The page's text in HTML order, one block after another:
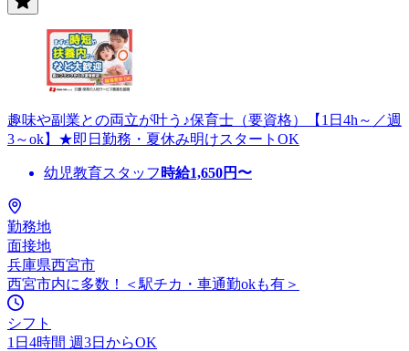
趣味や副業との両立が叶う♪保育士（要資格）【1日4h～／週
3～ok】★即日勤務・夏休み明けスタートOK
幼児教育スタッフ 時給1,650円〜
勤務地
面接地
兵庫県西宮市
西宮市内に多数！＜駅チカ・車通勤okも有＞
シフト
1日4時間 週3日からOK